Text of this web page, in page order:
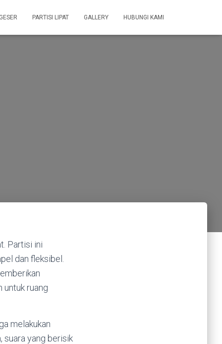
PARTISI LIPAT GALLERY HUBUNGI KAMI
Partisi ini
dan fleksibel.
untuk ruang
melakukan
suara yang berisik